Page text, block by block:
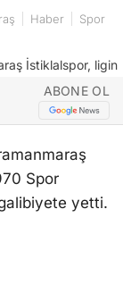
Haber Spor
ABONE OL
Spor
yetti.